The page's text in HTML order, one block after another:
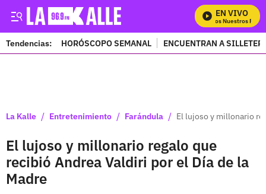
EN VIVO
Mira Todos Nuestros
Tendencias: HORÓSCOPO SEMANAL ENCUENTRAN A
La Kalle / Entretenimiento / Farándula / El lujoso y millonario
El lujoso y millonario regalo que
recibió Andrea Valdiri por el Día de la
Madre